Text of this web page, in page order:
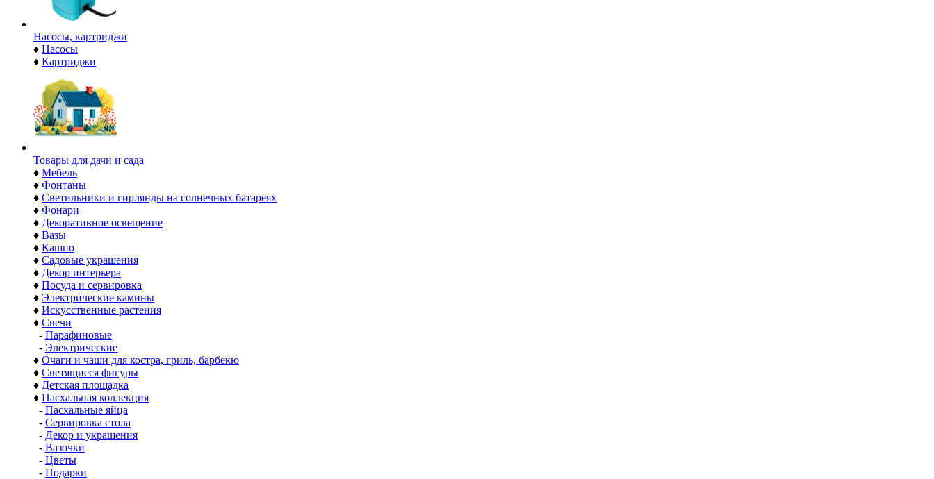
Насосы, картриджи
♦ Насосы
♦ Картриджи
Товары для дачи и сада
♦ Мебель
♦ Фонтаны
♦ Светильники и гирлянды на солнечных батареях
♦ Фонари
♦ Декоративное освещение
♦ Вазы
♦ Кашпо
♦ Садовые украшения
♦ Декор интерьера
♦ Посуда и сервировка
♦ Электрические камины
♦ Искусственные растения
♦ Свечи
- Парафиновые
- Электрические
♦ Очаги и чаши для костра, гриль, барбекю
♦ Светящиеся фигуры
♦ Детская площадка
♦ Пасхальная коллекция
- Пасхальные яйца
- Сервировка стола
- Декор и украшения
- Вазочки
- Цветы
- Подарки